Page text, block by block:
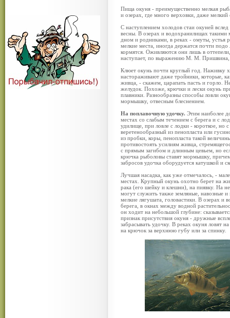
Пища окуня - преимущественно мелкая
и озерах, где много верховки, даже
С наступлением холодов стаи окуней
весны. В озерах и водохранилищах
дном и родниками, в реках - омуты, устья
мелкие места, иногда держатся почти
кормятся. Оживляются они лишь в
наступает, по выражению М. М. Пришвина,
Клюет окунь почти круглый год. Наживку
настораживают даже тройники, которые,
живца, - скажем, царапать пасть и горло.
желудок. Похоже, крючки и лески окунь
плавники. Разнообразны способы ловли
мормышку, отвесным блеснением.
На поплавочную удочку. Этим наиболее
местах со слабым течением с берега и с
удилище, при ловле с лодки - короткое,
веретенообразный из пенопласта или
из пробки, коры, пенопласта такой
противостоять усилиям живца,
с прямым загибом и длинным цевьем, но
крючка рыболовы ставят мормышку,
забросов удочка оборудуется катушкой и
Лучшая насадка, как уже отмечалось, -
местах. Крупный окунь охотно берет на
рака (его шейку и клешни), на пиявку. На
могут служить также земляные, навозные
мелкие лягушата, головастики. В озерах
берега, в окнах между водной
он ходит на небольшой глубине:
признак присутствия окуня - дружные
забрасывать удочку. В реках окуня ловят
на крючок за верхнюю губу или за спинку.